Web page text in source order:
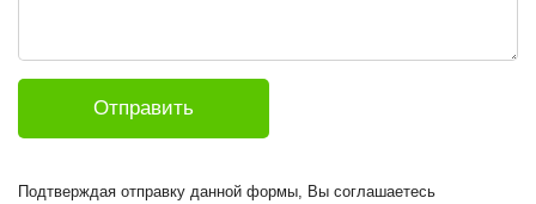
Подтверждая отправку данной формы, Вы соглашаетесь